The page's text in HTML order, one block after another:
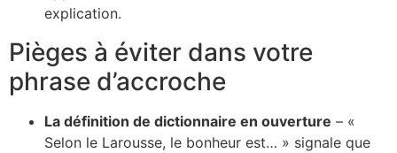
explication.
Pièges à éviter dans votre
phrase d’accroche
La définition de dictionnaire en ouverture – «
Selon le Larousse, le bonheur est… » signale que